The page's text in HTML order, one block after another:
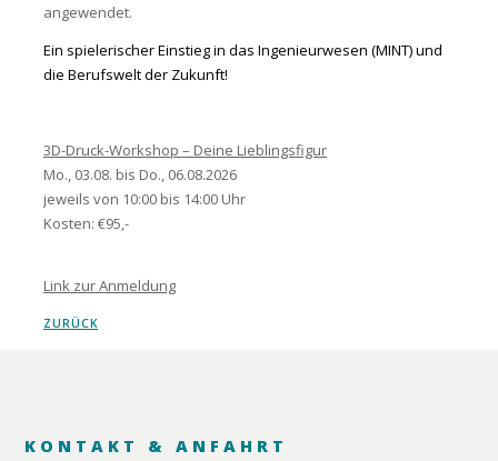
angewendet.
Ein spielerischer Einstieg in das Ingenieurwesen (MINT) und
die Berufswelt der Zukunft!
3D-Druck-Workshop – Deine Lieblingsfigur
Mo., 03.08. bis Do., 06.08.2026
jeweils von 10:00 bis 14:00 Uhr
Kosten: €95,-
Link zur Anmeldung
ZURÜCK
KONTAKT & ANFAHRT